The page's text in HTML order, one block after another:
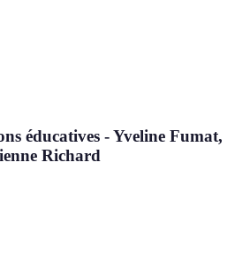
éducatives - Yveline Fumat,
Richard